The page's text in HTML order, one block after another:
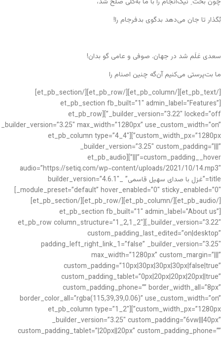
بُگذار تا جان می‌دهد بدگوی بدفرجام را!
سعدی عَلَم شد در جهان. صوفی و عامی گو بدان!
ما بت‌پرستی می‌کنیم آن‌گه چنین اصنام را
[/et_pb_text][/et_pb_column][/et_pb_row][/et_pb_section]
[et_pb_section fb_built=”1″ admin_label=”Features”
_builder_version=”3.22″ locked=”off”][et_pb_row
_builder_version=”3.25″ max_width=”1280px” use_custom_width=”on”
custom_width_px=”1280px”][et_pb_column type=”4_4″
_builder_version=”3.25″ custom_padding=”|||”
custom_padding__hover=”|||”][et_pb_audio
audio=”https://setiq.com/wp-content/uploads/2021/10/14.mp3″
title=”غزل با صدای سهیل قاسمی” _builder_version=”4.6.1″
_module_preset=”default” hover_enabled=”0″ sticky_enabled=”0″]
[/et_pb_audio][/et_pb_column][/et_pb_row][/et_pb_section]
[et_pb_section fb_built=”1″ admin_label=”About us”
_builder_version=”3.22″][et_pb_row column_structure=”1_2,1_2″
custom_padding_last_edited=”on|desktop”
padding_left_right_link_1=”false” _builder_version=”3.25″
max_width=”1280px” custom_margin=”|||”
custom_padding=”10px|30px|30px|30px|false|true”
custom_padding_tablet=”0px|20px|20px|20px||true”
custom_padding_phone=”” border_width_all=”8px”
border_color_all=”rgba(115,39,39,0.06)” use_custom_width=”on”
custom_width_px=”1280px”][et_pb_column type=”1_2″
_builder_version=”3.25″ custom_padding=”6vw|||40px”
custom_padding_tablet=”|20px||20px” custom_padding_phone=””